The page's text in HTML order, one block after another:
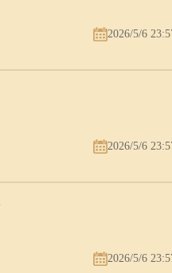
2026/5/6
2026/5/6
2026/5/6